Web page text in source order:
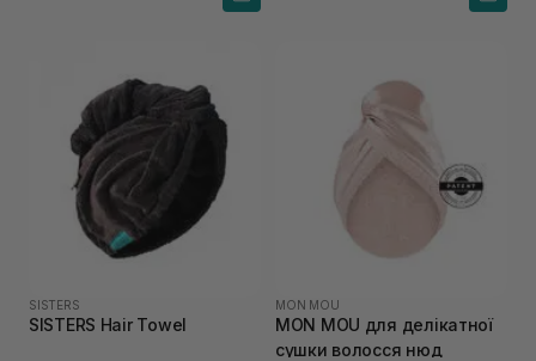
SISTERS
SISTERS Hair Towel
MON MOU
MON MOU для делікатної
сушки волосся нюд